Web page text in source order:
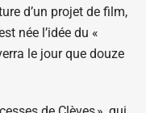
d’un projet de film,
née l’idée du «
le jour que douze